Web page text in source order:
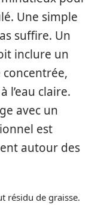
Une simple
suffire. Un
inclure un
concentrée,
l’eau claire.
avec un
est
autour des
résidu de graisse.